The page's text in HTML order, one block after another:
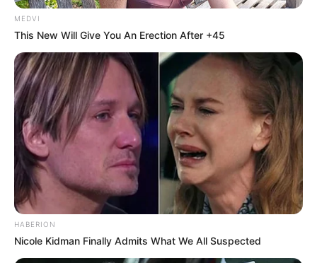
κιλών
Χειροπέδες σε 49χρονο φυγόδικο της
ρωσόφωνης μαφίας στην Αθήνα
Σπείρα είχε στήσει υπερσύγχρονα
εργαστήρια κάνναβης στην Αττική και
πουλούσε ναρκωτικά μέχρι και στην
Πανεπιστημιούπολη
Δείτε όλες τις τελευταίες
τον Κόσμο, τη στιγμή που συμβαίνουν, στοNewstok.gr
MEDVI
This New Will Give You An Erection After +45
HABERION
Nicole Kidman Finally Admits What We All Suspected